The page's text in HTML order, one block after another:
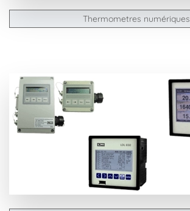
Thermometres numériques